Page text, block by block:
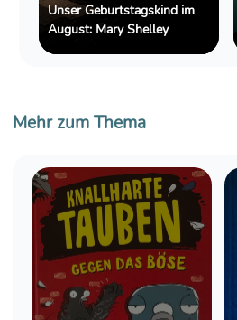
Unser Geburtstagskind im
August: Mary Shelley
Mehr zum Thema